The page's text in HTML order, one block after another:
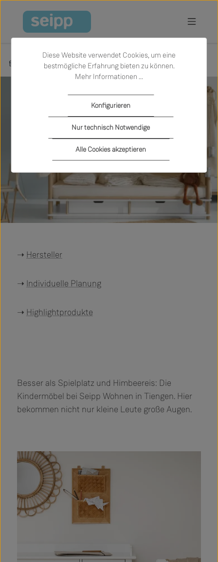
Zum Hauptinhalt springen
Kinder
Kinder
➝ Hersteller
➝ Individuelle Planung
➝ Highlightprodukte
Besser als Spielplatz und Himbeereis: Die
Kindermöbel bei Seipp Wohnen in Tiengen. Hier
bekommen nicht nur kleine Leute große Augen.
Diese Website verwendet Cookies, um eine
bestmögliche Erfahrung bieten zu können.
Mehr Informationen ...
Nur technisch Notwendige
Konfigurieren
Alle Cookies akzeptieren